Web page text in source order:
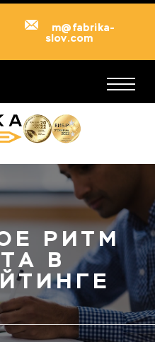
m@fabrika-
slov.com
РИТМ
В